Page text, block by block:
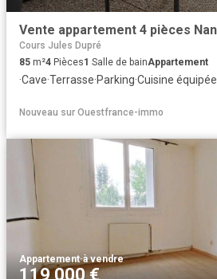
Vente appartement 4 pièces
Cours Jules Dupré
85 m²4 Pièces1 Salle de bainAppartement
·Cave·Terrasse·Parking·Cuisine équipée
Nouveau sur Ouestfrance-immo
Appartement·à vendre
119 000 €